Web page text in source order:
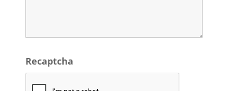
Recaptcha